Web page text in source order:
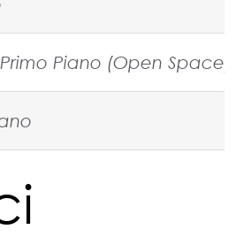
Piano (Open Space)